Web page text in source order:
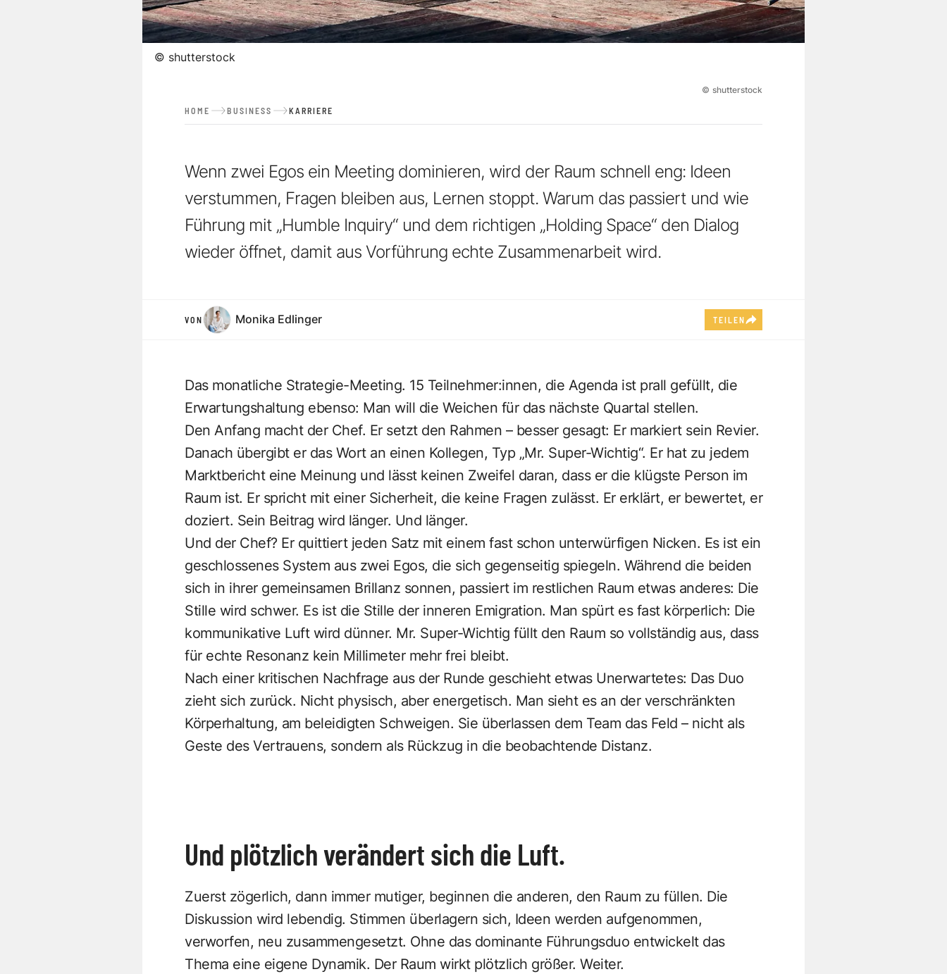
© shutterstock
© shutterstock
HOME BUSINESS KARRIERE
Wenn zwei Egos ein Meeting dominieren, wird der Raum schnell eng: Ideen
verstummen, Fragen bleiben aus, Lernen stoppt. Warum das passiert und wie
Führung mit „Humble Inquiry“ und dem richtigen „Holding Space“ den Dialog
wieder öffnet, damit aus Vorführung echte Zusammenarbeit wird.
VON Monika Edlinger TEILEN
Das monatliche Strategie-Meeting. 15 Teilnehmer:innen, die Agenda ist prall gefüllt, die
Erwartungshaltung ebenso: Man will die Weichen für das nächste Quartal stellen.
Den Anfang macht der Chef. Er setzt den Rahmen – besser gesagt: Er markiert sein Revier.
Danach übergibt er das Wort an einen Kollegen, Typ „Mr. Super-Wichtig“. Er hat zu jedem
Marktbericht eine Meinung und lässt keinen Zweifel daran, dass er die klügste Person im
Raum ist. Er spricht mit einer Sicherheit, die keine Fragen zulässt. Er erklärt, er bewertet, er
doziert. Sein Beitrag wird länger. Und länger.
Und der Chef? Er quittiert jeden Satz mit einem fast schon unterwürfigen Nicken. Es ist ein
geschlossenes System aus zwei Egos, die sich gegenseitig spiegeln. Während die beiden
sich in ihrer gemeinsamen Brillanz sonnen, passiert im restlichen Raum etwas anderes: Die
Stille wird schwer. Es ist die Stille der inneren Emigration. Man spürt es fast körperlich: Die
kommunikative Luft wird dünner. Mr. Super-Wichtig füllt den Raum so vollständig aus, dass
für echte Resonanz kein Millimeter mehr frei bleibt.
Nach einer kritischen Nachfrage aus der Runde geschieht etwas Unerwartetes: Das Duo
zieht sich zurück. Nicht physisch, aber energetisch. Man sieht es an der verschränkten
Körperhaltung, am beleidigten Schweigen. Sie überlassen dem Team das Feld – nicht als
Geste des Vertrauens, sondern als Rückzug in die beobachtende Distanz.
Und plötzlich verändert sich die Luft.
Zuerst zögerlich, dann immer mutiger, beginnen die anderen, den Raum zu füllen. Die
Diskussion wird lebendig. Stimmen überlagern sich, Ideen werden aufgenommen,
verworfen, neu zusammengesetzt. Ohne das dominante Führungsduo entwickelt das
Thema eine eigene Dynamik. Der Raum wirkt plötzlich größer. Weiter.